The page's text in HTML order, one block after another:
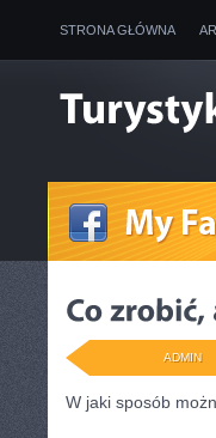
STRONA GŁÓWNA
ADMIN
W jaki sposób